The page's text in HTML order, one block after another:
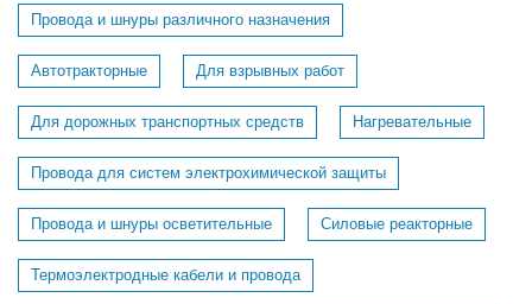
Провода и шнуры различного назначения
Автотракторные Для взрывных работ
Для дорожных транспортных средств Нагревательные
Провода для систем электрохимической защиты
Провода и шнуры осветительные Силовые реакторные
Термоэлектродные кабели и провода